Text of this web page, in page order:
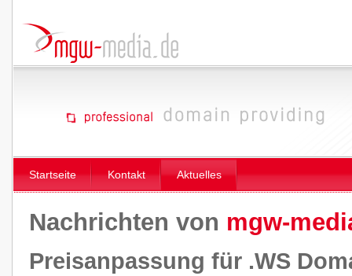
Startseite Kontakt Aktuelles
Nachrichten von mgw-
Preisanpassung für .WS